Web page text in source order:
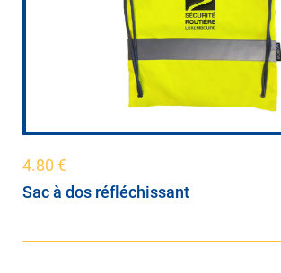
4.80 €
Sac à dos réfléchissant